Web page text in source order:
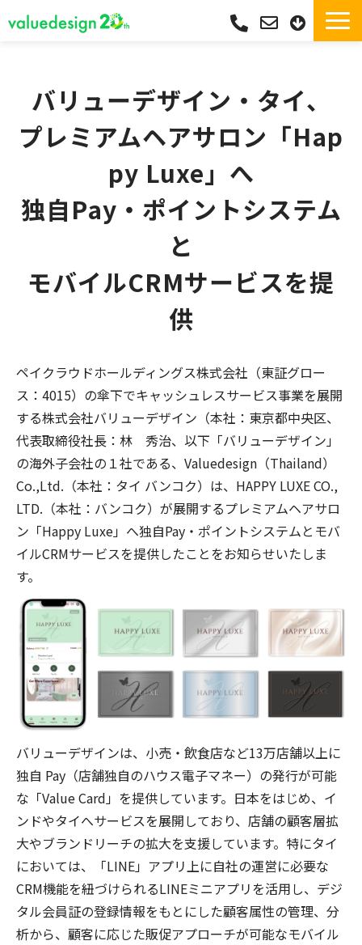
選ばれる理由
サポート
導入実績
導入フロー
活用シーン
よくあるご質問
バリューデザイン・タイ、
プレミアムヘアサロン「Hap
py Luxe」へ
独自Pay・ポイントシステム
と
モバイルCRMサービスを提
供
ペイクラウドホールディングス株式会社（東証グロー
ス： 4015）の傘下でキャッシュレスサービス事業を展開
する株式会社バリューデザイン（本社：東京都中央区、
代表取締役社長：林 秀治、以下「バリューデザイン」
の海外子会社の１社である、 Valuedesign （Thailand）
Co.,Ltd. （本社：タイ バンコク）は、 HAPPY LUXE CO.,
LTD. （本社：バンコク）が展開するプレミアムヘアサロ
ン「Happy Luxe」へ独自Pay ・ポイントシステムとモバ
イルCRMサービスを提供したことをお知らせいたしま
す。
バリューデザインは、小売・飲食店など13万店舗以上に
独自 Pay（店舗独自のハウス電子マネー）の発行が可能
な「Value Card」を提供しています。日本をはじめ、イ
ンドやタイへサービスを展開しており、店舗の顧客層拡
大やブランドリーチの拡大を支援しています。特にタイ
においては、「LINE」アプリ上に自社の運営に必要な
CRM機能を紐づけられるLINEミニアプリを活用し、デジ
タル会員証の登録情報をもとにした顧客属性の管理、分
析から、顧客に応じた販促アプローチが可能なモバイル